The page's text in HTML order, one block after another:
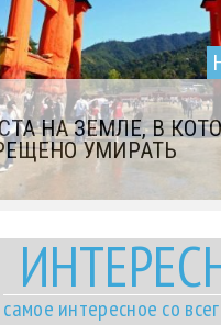
НА ЗЕМЛЕ, В
УМИРАТЬ
самое интересное со